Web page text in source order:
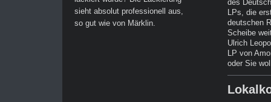
des
LPs, die
deutschen
Scheibe
Ulrich
LP von
oder Sie
sieht absolut professionell aus,
so gut wie von Märklin.